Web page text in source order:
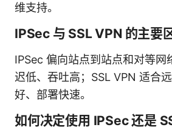
维支持。
IPSec 与 SSL VPN 的主要
IPSec 偏向站点到站点和对等网
迟低、吞吐高；SSL VPN 适合
好、部署快速。
如何决定使用 IPSec 还是